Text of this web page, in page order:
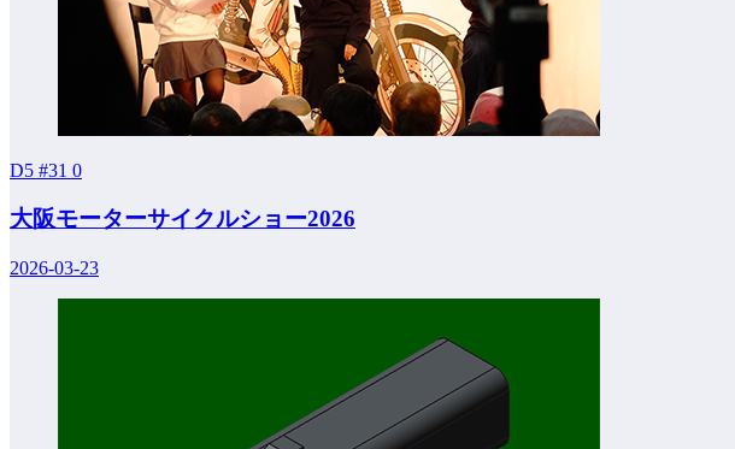
D5 #31 0
大阪モーターサイクルショー2026
2026-03-23